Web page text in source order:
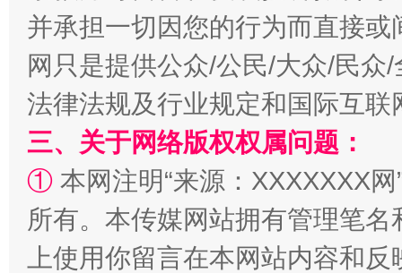
“蜀中异人”王建安的艺术幻境
并承担一切因您的行为而直接
网只是提供公众/公民/大众/民
法律法规及行业规定和国际互
三、关于网络版权权属问题：
① 本网注明“来源：XXXXXXX
所有。本传媒网站拥有管理笔
上使用你留言在本网站内容和